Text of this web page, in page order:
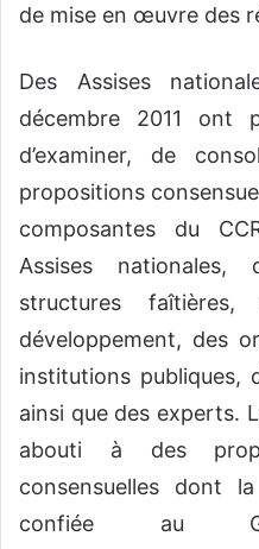
de mise en œuvre des
Des Assises
décembre 2011 ont
d’examiner, de
propositions
composantes du
Assises nationales,
structures
développement, des
institutions publiques,
ainsi que des experts.
abouti à des
consensuelles dont
confiée au